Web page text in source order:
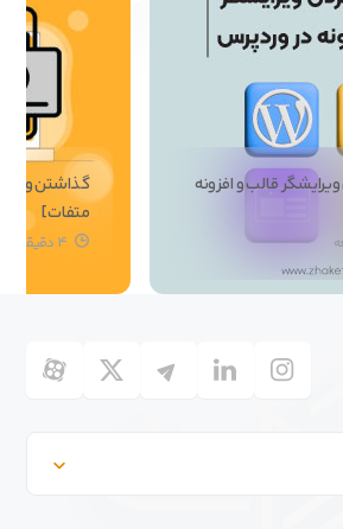
قالب و افزونه
متفات]
4 دقیقه دقیقه زمان مطالعه